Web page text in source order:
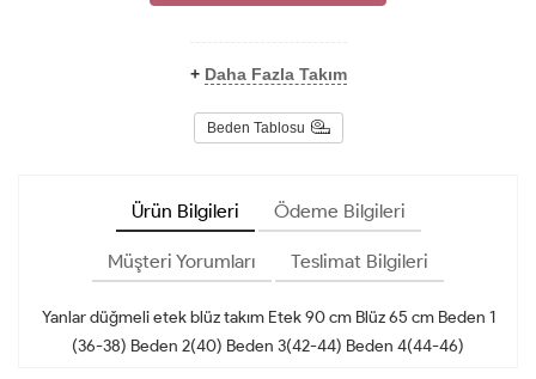
+ Daha Fazla Takım
Beden Tablosu
Ürün Bilgileri Ödeme Bilgileri
Müşteri Yorumları Teslimat Bilgileri
Yanlar düğmeli etek blüz takım Etek 90 cm Blüz 65 cm Beden 1
(36-38) Beden 2(40) Beden 3(42-44) Beden 4(44-46)